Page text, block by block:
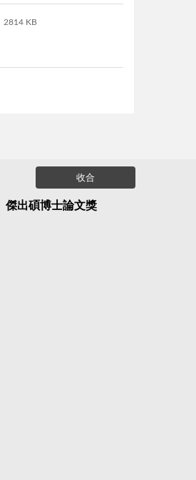
2814 KB
收合
傑出碩博士論文獎